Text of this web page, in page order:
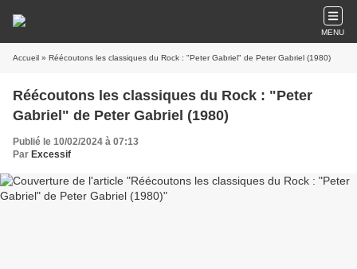
MENU
Accueil » Réécoutons les classiques du Rock : "Peter Gabriel" de Peter Gabriel (1980)
Réécoutons les classiques du Rock : "Peter
Gabriel" de Peter Gabriel (1980)
Publié le 10/02/2024 à 07:13
Par Excessif